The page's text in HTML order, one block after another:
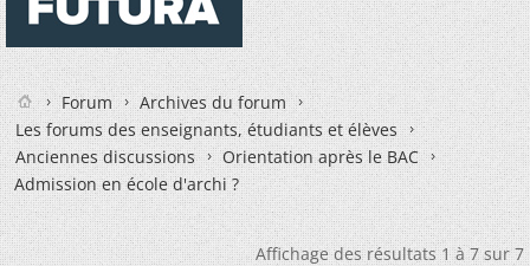
Forum
Archives du forum
Les forums des enseignants, étudiants et élèves
Anciennes discussions
Orientation après le BAC
Admission en école d'archi ?
Affichage des résultats 1 à 7 sur 7